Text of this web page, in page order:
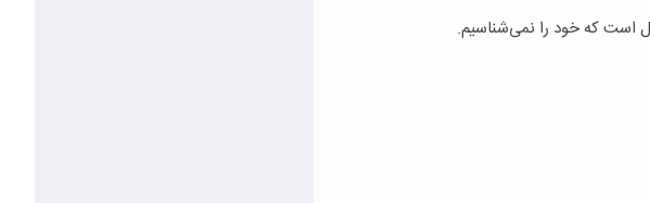
است که خود را نمی‌شناسیم.